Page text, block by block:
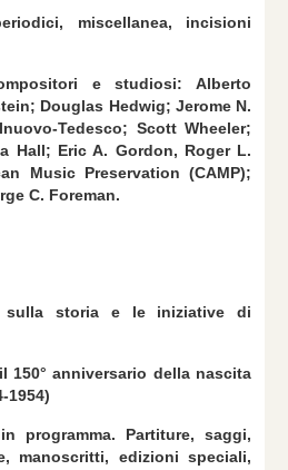
miscellanea, incisioni
e studiosi: Alberto
Douglas Hedwig; Jerome N.
Tedesco; Scott Wheeler;
Hall; Eric A. Gordon, Roger L.
Music Preservation (CAMP);
C. Foreman.
sulla storia e le iniziative di
150° anniversario della nascita
1954)
programma. Partiture, saggi,
manoscritti, edizioni speciali,